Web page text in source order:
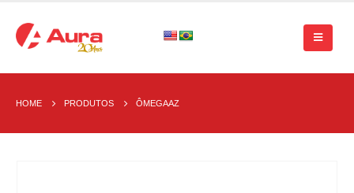
HOME PRODUTOS ÔMEGAAZ